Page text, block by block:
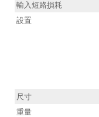
輸入短路損耗
設置
尺寸
重量